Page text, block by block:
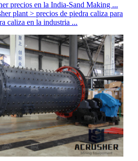
precios en la India-Sand Making ...
plant > precios de piedra caliza para
caliza en la industria ...